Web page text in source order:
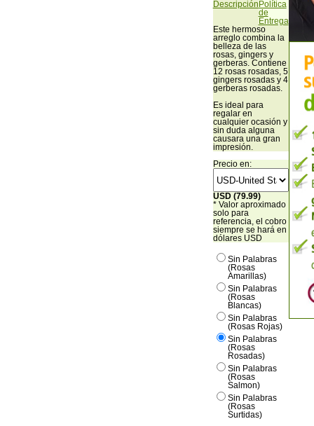
Descripción Política
de
Entrega
Este hermoso
arreglo combina la
belleza de las
rosas, gingers y
gerberas. Contiene
12 rosas rosadas, 5
gingers rosadas y 4
gerberas rosadas.
Es ideal para
regalar en
cualquier ocasión y
sin duda alguna
causara una gran
impresión.
Precio en:
USD (79.99)
* Valor aproximado
solo para
referencia, el cobro
siempre se hará en
dólares USD
Sin Palabras
(Rosas
Amarillas)
Sin Palabras
(Rosas
Blancas)
Sin Palabras
(Rosas Rojas)
Sin Palabras
(Rosas
Rosadas)
Sin Palabras
(Rosas
Salmon)
Sin Palabras
(Rosas
Surtidas)